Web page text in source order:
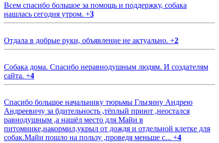
Всем спасибо большое за помощь и поддержку, собака
нашлась сегодня утром. +3
Отдала в добрые руки, объявление не актуально. +2
Собака дома. Спасибо неравнодушным людям. И создателям
сайта. +4
Спасибо большое начальнику тюрьмы Глызину Андрею
Андреевичу за бдительность ,тёплый приют ,неостался
равнодушным ,а нашёл место для Майи в
питомнике,накормил,укрыл от дождя и отдельной клетке для
собак.Майи пошло на пользу ,проведя меньше с... +4